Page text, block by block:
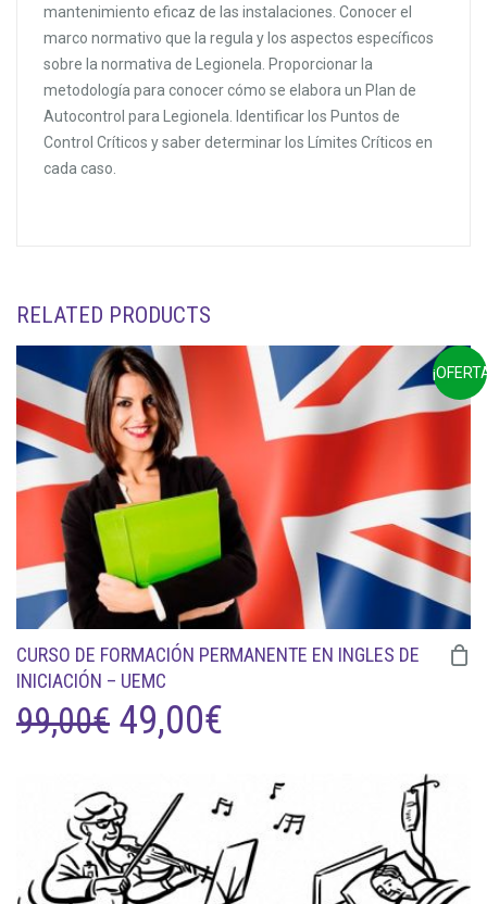
mantenimiento eficaz de las instalaciones. Conocer el
marco normativo que la regula y los aspectos específicos
sobre la normativa de Legionela. Proporcionar la
metodología para conocer cómo se elabora un Plan de
Autocontrol para Legionela. Identificar los Puntos de
Control Críticos y saber determinar los Límites Críticos en
cada caso.
RELATED PRODUCTS
CURSO DE FORMACIÓN PERMANENTE EN INGLES DE
INICIACIÓN – UEMC
99,00€ EL
ORIGINAL
ERA:
49,00€
PRECIO
ACTUAL
ES: